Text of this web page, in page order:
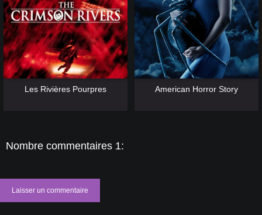
Les Rivières Pourpres American Horror Story
Nombre commentaires 1:
Laisser un commentaire